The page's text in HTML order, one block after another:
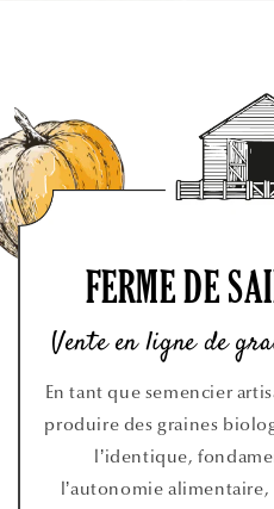
FERME DE
Vente en ligne de
En tant que semencier
produire des graines
l’identique,
l’autonomie alimentaire,